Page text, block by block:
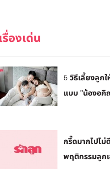
6 วิธีเลี้ยงลูก
แบบ "น้องอคิ
กรี๊ดมากไปไม่
พฤติกรรมลูกเ